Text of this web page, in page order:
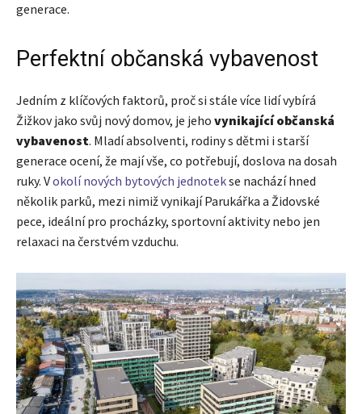
generace.
Perfektní občanská vybavenost
Jedním z klíčových faktorů, proč si stále více lidí vybírá
Žižkov jako svůj nový domov, je jeho vynikající občanská
vybavenost. Mladí absolventi, rodiny s dětmi i starší
generace ocení, že mají vše, co potřebují, doslova na dosah
ruky. Vokolí nových bytových jednotekse nachází hned
několik parků, mezi nimiž vynikají Parukářka a Židovské
pece, ideální pro procházky, sportovní aktivity nebo jen
relaxaci na čerstvém vzduchu.